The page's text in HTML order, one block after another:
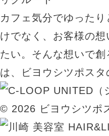
カフェ気分でゆった
けでなく、お客様の
たい。そんな想いで
は、ビヨウシツポス
© 2026 ビヨウシツポ